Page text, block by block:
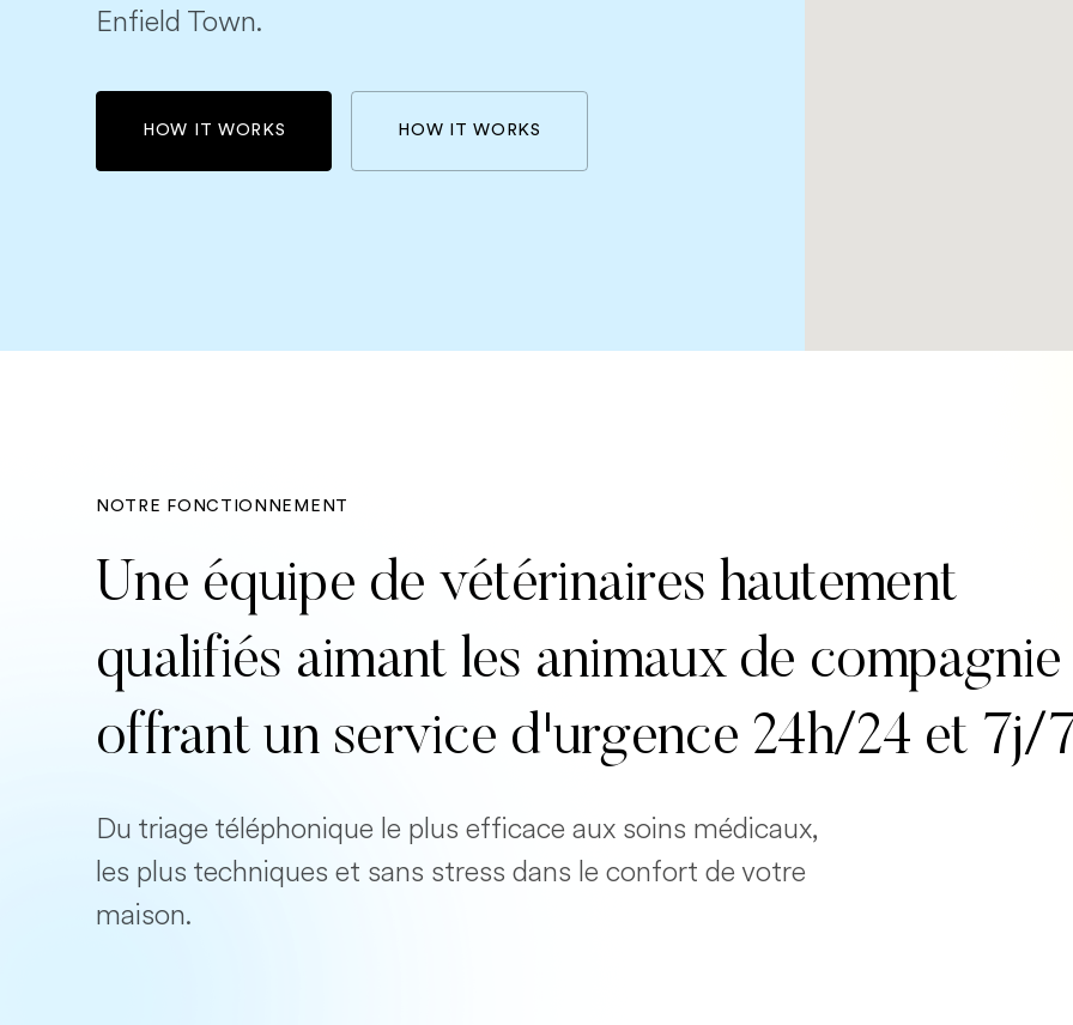
Enfield Town.
HOW IT WORKS HOW IT WORKS
NOTRE FONCTIONNEMENT
Une équipe de vétérinaires hautement
qualifiés aimant les animaux de compagnie
offrant un service d'urgence 24h/24 et 7j/
Du triage téléphonique le plus efficace aux soins médicaux,
les plus techniques et sans stress dans le confort de votre
maison.